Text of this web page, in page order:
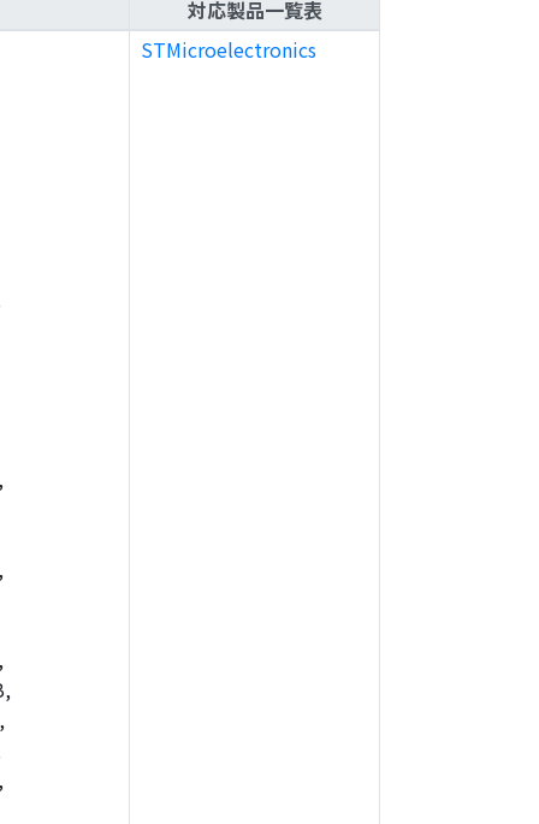
対応製品一覧表
STMicroelectronics